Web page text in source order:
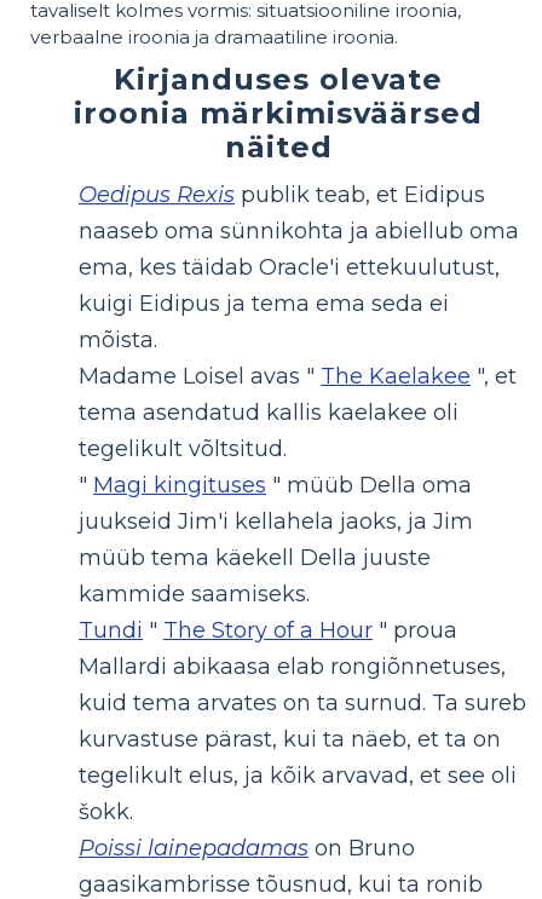
tavaliselt kolmes vormis: situatsiooniline iroonia,
verbaalne iroonia ja dramaatiline iroonia.
Kirjanduses olevate
iroonia märkimisväärsed
näited
Oedipus Rexis publik teab, et Eidipus
naaseb oma sünnikohta ja abiellub oma
ema, kes täidab Oracle'i ettekuulutust,
kuigi Eidipus ja tema ema seda ei
mõista.
Madame Loisel avas " The Kaelakee ", et
tema asendatud kallis kaelakee oli
tegelikult võltsitud.
" Magi kingituses " müüb Della oma
juukseid Jim'i kellahela jaoks, ja Jim
müüb tema käekell Della juuste
kammide saamiseks.
Tundi " The Story of a Hour " proua
Mallardi abikaasa elab rongiõnnetuses,
kuid tema arvates on ta surnud. Ta sureb
kurvastuse pärast, kui ta näeb, et ta on
tegelikult elus, ja kõik arvavad, et see oli
šokk.
Poissi lainepadamas on Bruno
gaasikambrisse tõusnud, kui ta ronib